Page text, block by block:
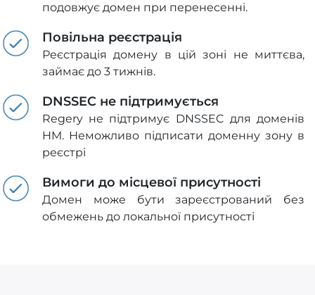
подовжує домен при перенесенні.
Повільна реєстрація
Реєстрація домену в цій зоні не миттєва,
займає до 3 тижнів.
DNSSEC не підтримується
Regery не підтримує DNSSEC для доменів
HM. Неможливо підписати доменну зону в
реєстрі
Вимоги до місцевої присутності
Домен може бути зареєстрований без
обмежень до локальної присутності